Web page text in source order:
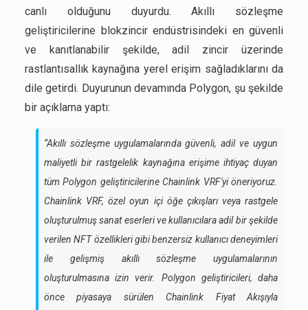
canlı olduğunu duyurdu. Akıllı sözleşme
geliştiricilerine blokzincir endüstrisindeki en güvenli
ve kanıtlanabilir şekilde, adil zincir üzerinde
rastlantısallık kaynağına yerel erişim sağladıklarını da
dile getirdi. Duyurunun devamında Polygon, şu şekilde
bir açıklama yaptı:
“Akıllı sözleşme uygulamalarında güvenli, adil ve uygun
maliyetli bir rastgelelik kaynağına erişime ihtiyaç duyan
tüm Polygon geliştiricilerine Chainlink VRF'yi öneriyoruz.
Chainlink VRF, özel oyun içi öğe çıkışları veya rastgele
oluşturulmuş sanat eserleri ve kullanıcılara adil bir şekilde
verilen NFT özellikleri gibi benzersiz kullanıcı deneyimleri
ile gelişmiş akıllı sözleşme uygulamalarının
oluşturulmasına izin verir. Polygon geliştiricileri, daha
önce piyasaya sürülen Chainlink Fiyat Akışıyla